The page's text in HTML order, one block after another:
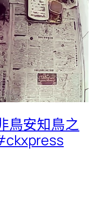
鳥安知鳥之